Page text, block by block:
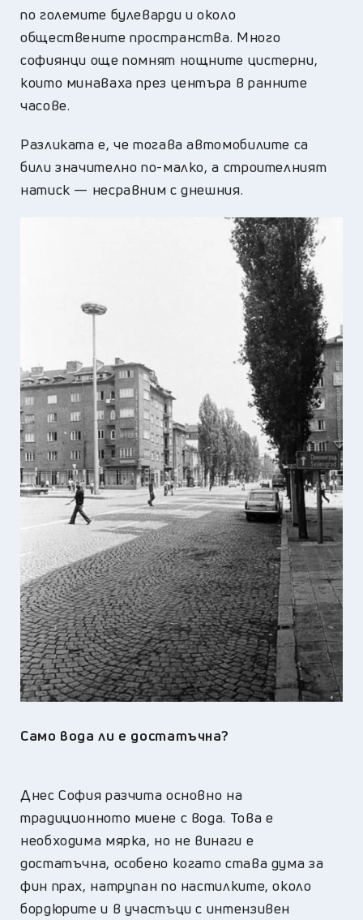
по големите булеварди и около
обществените пространства. Много
софиянци още помнят нощните цистерни,
които минаваха през центъра в ранните
часове.
Разликата е, че тогава автомобилите са
били значително по-малко, а строителният
натиск — несравним с днешния.
Само вода ли е достатъчна?
Днес София разчита основно на
традиционното миене с вода. Това е
необходима мярка, но не винаги е
достатъчна, особено когато става дума за
фин прах, натрупан по настилките, около
бордюрите и в участъци с интензивен